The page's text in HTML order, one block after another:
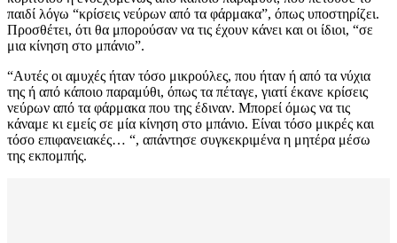
παιδί λόγω “κρίσεις νεύρων από τα φάρμακα”, όπως υποστηρίζει.
Προσθέτει, ότι θα μπορούσαν να τις έχουν κάνει και οι ίδιοι, “σε
μια κίνηση στο μπάνιο”.
“Αυτές οι αμυχές ήταν τόσο μικρούλες, που ήταν ή από τα νύχια
της ή από κάποιο παραμύθι, όπως τα πέταγε, γιατί έκανε κρίσεις
νεύρων από τα φάρμακα που της έδιναν. Μπορεί όμως να τις
κάναμε κι εμείς σε μία κίνηση στο μπάνιο. Είναι τόσο μικρές και
τόσο επιφανειακές… “, απάντησε συγκεκριμένα η μητέρα μέσω
της εκπομπής.